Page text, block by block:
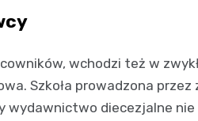
wchodzi też w
Szkoła prowadzona przez
wydawnictwo diecezjalne